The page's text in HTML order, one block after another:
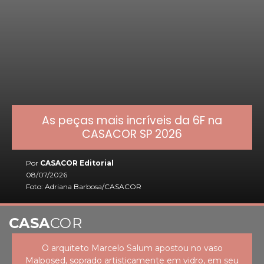
As peças mais incríveis da 6F na
CASACOR SP 2026
Por CASACOR Editorial
08/07/2026
Foto: Adriana Barbosa/CASACOR
O arquiteto Marcelo Salum apostou no vaso
Malposed, soprado artisticamente em vidro, em seu
CASACOR